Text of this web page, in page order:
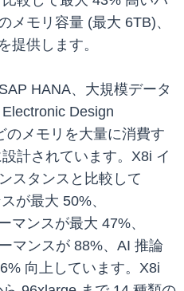
メモリ容量 (最大 6TB)、
提供します。
HANA、大規模データ
Design
のメモリを大量に消費す
計されています。X8i イ
スタンスと比較して
が最大 50%、
マンスが最大 47%、
マンスが 88%、AI 推論
向上しています。X8i